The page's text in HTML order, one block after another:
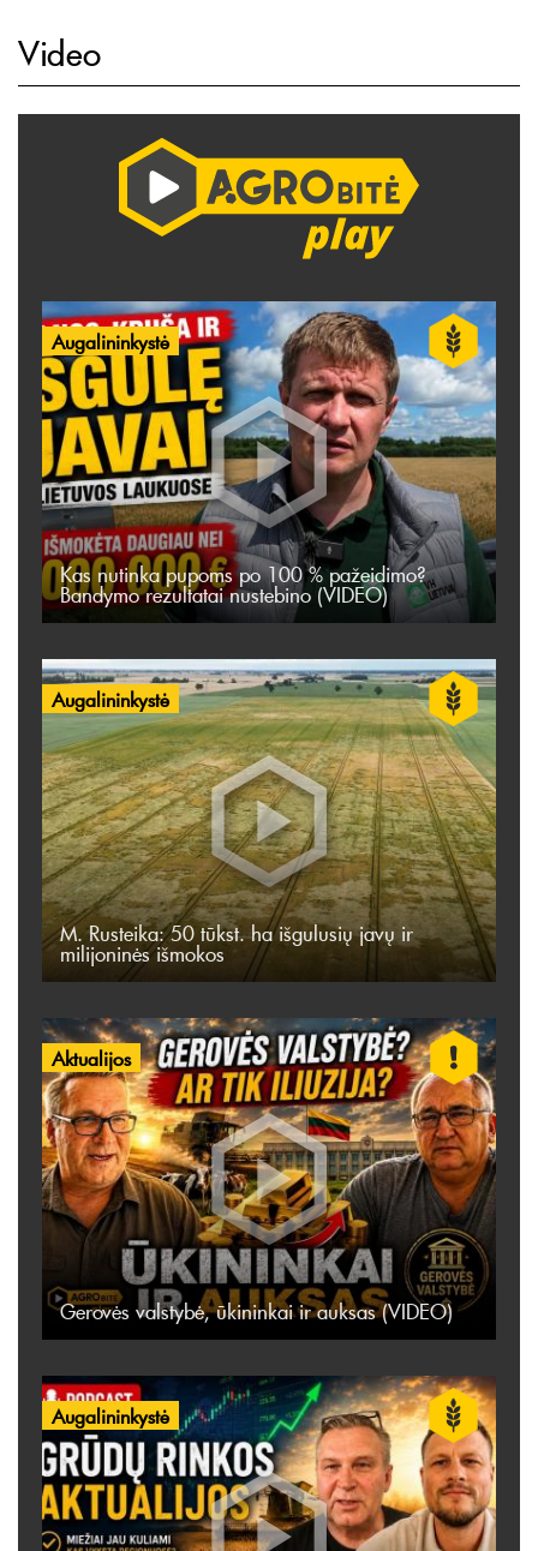
Video
Augalininkystė
Kas nutinka pupoms po 100 % pažeidimo?
Bandymo rezultatai nustebino (VIDEO)
Augalininkystė
M. Rusteika: 50 tūkst. ha išgulusių javų ir
milijoninės išmokos
Aktualijos
Gerovės valstybė, ūkininkai ir auksas (VIDEO)
Augalininkystė